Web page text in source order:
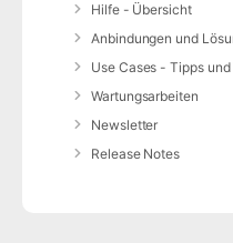
Hilfe - Übersicht
Wartungsarbeiten
Newsletter
Release Notes